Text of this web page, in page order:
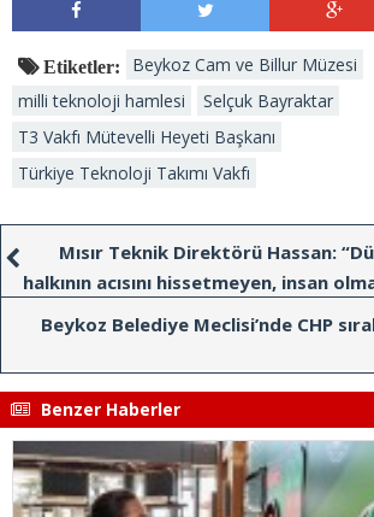
Etiketler:
Beykoz Cam ve Billur Müzesi
milli teknoloji hamlesi
Selçuk Bayraktar
T3 Vakfı Mütevelli Heyeti Başkanı
Türkiye Teknoloji Takımı Vakfı
Mısır Teknik Direktörü Hassan:
halkının acısını hissetmeyen, insan
Beykoz Belediye Meclisi’nde CHP
Benzer Haberler